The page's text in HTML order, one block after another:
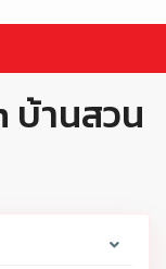
บ้านสวน